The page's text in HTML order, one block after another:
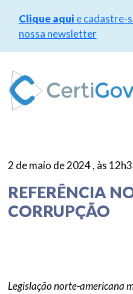
Clique aqui e cadastre-
nossa newsletter
para
conteúdo
2 de maio de 2024 , às
REFERÊNCIA
CORRUPÇÃO
Legislação norte-americana